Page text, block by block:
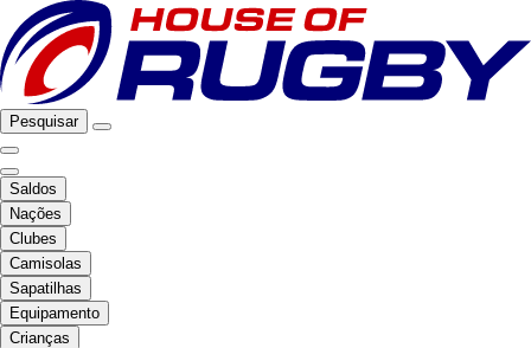
Pesquisar
Saldos
Nações
Clubes
Camisolas
Sapatilhas
Equipamento
Crianças